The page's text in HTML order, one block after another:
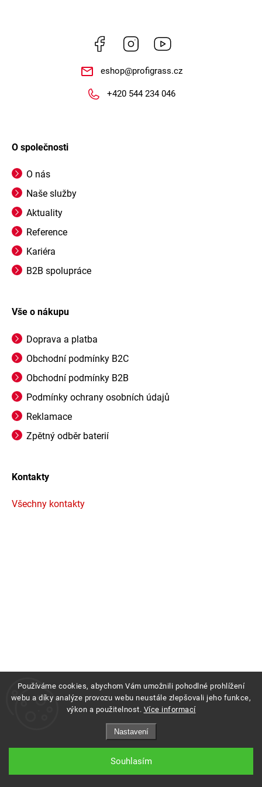
Používáme cookies, abychom Vám umožnili pohodlné prohlížení
webu a díky analýze provozu webu neustále zlepšovali jeho funkce,
výkon a použitelnost. Více informací
Nastavení
Souhlasím
Facebook Instagram
eshop@profigrass.cz
+420 544 234 046
O společnosti
O nás
Naše služby
Aktuality
Reference
Kariéra
B2B spolupráce
Vše o nákupu
Doprava a platba
Obchodní podmínky B2C
Obchodní podmínky B2B
Podmínky ochrany osobních údajů
Reklamace
Zpětný odběr baterií
Kontakty
Všechny kontakty
Profigrass.cz. Všechna práva vyhrazena.
Grafický návrh vytvořil a nakódoval